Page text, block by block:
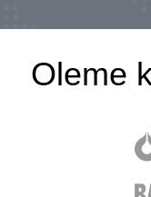
Oleme